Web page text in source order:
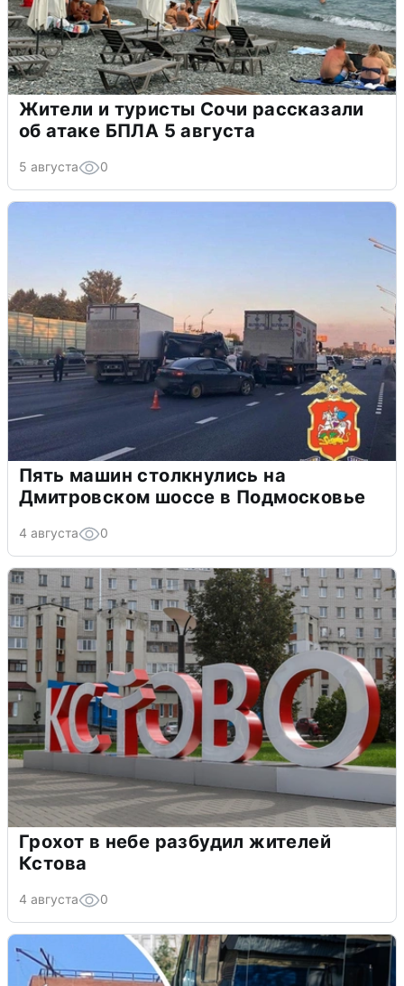
Жители и туристы Сочи рассказали
об атаке БПЛА 5 августа
5 августа 0
Пять машин столкнулись на
Дмитровском шоссе в Подмосковье
4 августа 0
Грохот в небе разбудил жителей
Кстова
4 августа 0